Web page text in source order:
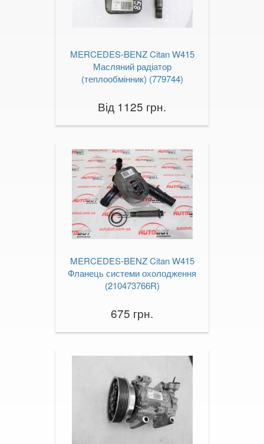
ML-CLASS I W163
ML-CLASS III W166
R-CLASS W251
S-CLASS W222
S-CLASS W223
S-CLASS C217/A217
EQS (V297)
SL-CLASS R230
SL-CLASS R231
SLK-CLASS R172
Sprinter I W901-905
MERCEDES-BENZ Citan W415
Масляний радіатор
(теплообмінник) (779744)
Від 1125 грн.
MERCEDES-BENZ Citan W415
Фланець системи охолодження
(210473766R)
675 грн.